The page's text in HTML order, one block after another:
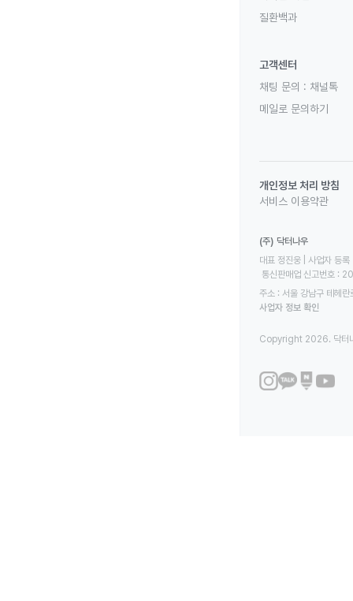
질환백과
고객센터
채팅 문의 : 채널톡
메일로 문의하기
개인정보 처리 방침
서비스 이용약관
(주) 닥터나우
대표 정진웅 | 사업자
통신판매업 신고번호
주소 : 서울 강남구 테헤
사업자 정보 확인
Copyright 2026. 닥터